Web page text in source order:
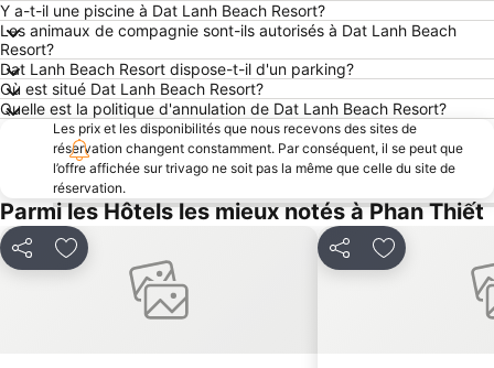
Y a-t-il une piscine à Dat Lanh Beach Resort?
Les animaux de compagnie sont-ils autorisés à Dat Lanh Beach
Resort?
Dat Lanh Beach Resort dispose-t-il d'un parking?
Où est situé Dat Lanh Beach Resort?
Quelle est la politique d'annulation de Dat Lanh Beach Resort?
Les prix et les disponibilités que nous recevons des sites de
réservation changent constamment. Par conséquent, il se peut que
l’offre affichée sur trivago ne soit pas la même que celle du site de
réservation.
Parmi les Hôtels les mieux notés à Phan Thiết
PartagerAjouter à mes favoris PartagerAjouter à